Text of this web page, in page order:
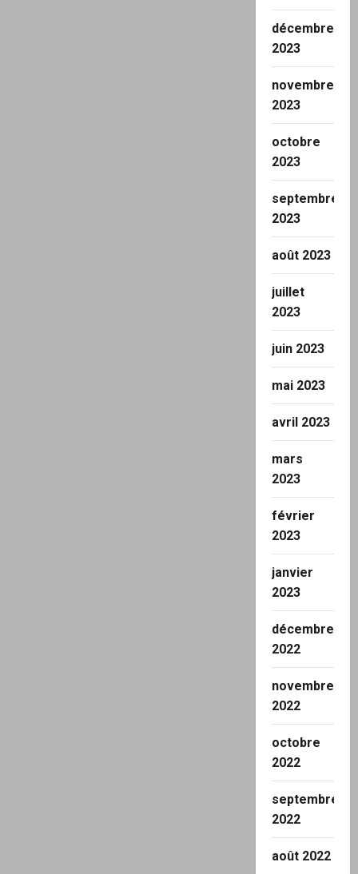
décembre
2023
novembre
2023
octobre
2023
septembre
2023
août 2023
juillet
2023
juin 2023
mai 2023
avril 2023
mars
2023
février
2023
janvier
2023
décembre
2022
novembre
2022
octobre
2022
septembre
2022
août 2022